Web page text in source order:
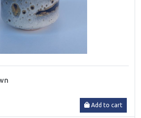
Add to cart